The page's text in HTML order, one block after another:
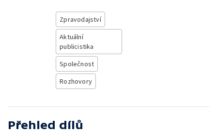
Zpravodajství
Aktuální
publicistika
Společnost
Rozhovory
Přehled dílů